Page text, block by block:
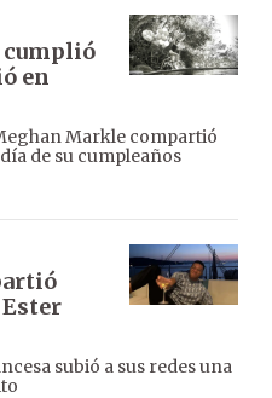
cumplió
en
Markle compartió
de su cumpleaños
Ester
subió a sus redes una